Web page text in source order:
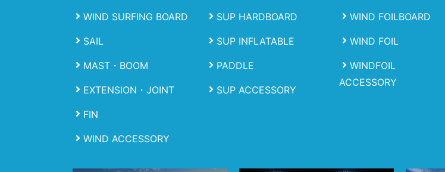
WIND SURFING BOARD
SAIL
MAST・BOOM
EXTENSION・JOINT
FIN
WIND ACCESSORY
SUP HARDBOARD
SUP INFLATABLE
PADDLE
SUP ACCESSORY
WIND FOILBOARD
WIND FOIL
WINDFOIL
ACCESSORY